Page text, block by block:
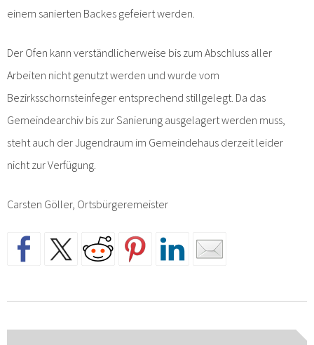
einem sanierten Backes gefeiert werden.
Der Ofen kann verständlicherweise bis zum Abschluss aller
Arbeiten nicht genutzt werden und wurde vom
Bezirksschornsteinfeger entsprechend stillgelegt. Da das
Gemeindearchiv bis zur Sanierung ausgelagert werden muss,
steht auch der Jugendraum im Gemeindehaus derzeit leider
nicht zur Verfügung.
Carsten Göller, Ortsbürgeremeister